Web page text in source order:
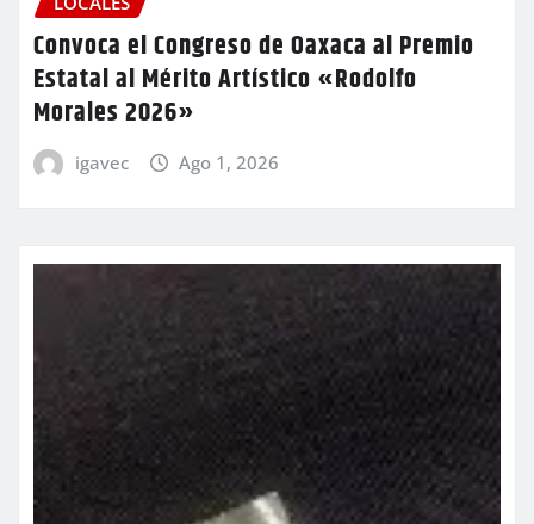
Convoca el Congreso de Oaxaca al Premio
Estatal al Mérito Artístico «Rodolfo
Morales 2026»
igavec Ago 1, 2026